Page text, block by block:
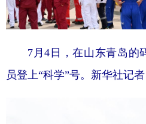
7月4日，在山东青岛的
员登上“科学”号。新华社记